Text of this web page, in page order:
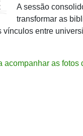
A sessão
transformar as
entre
acompanhar as fotos